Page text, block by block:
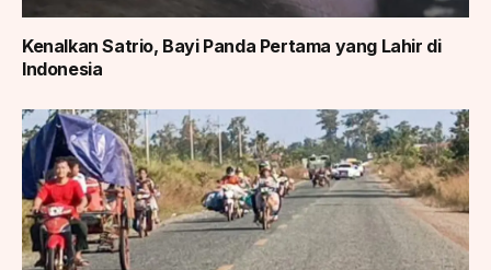
Kenalkan Satrio, Bayi Panda Pertama yang Lahir di
Indonesia